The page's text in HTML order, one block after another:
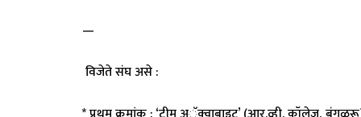
—
विजेते संघ असे :